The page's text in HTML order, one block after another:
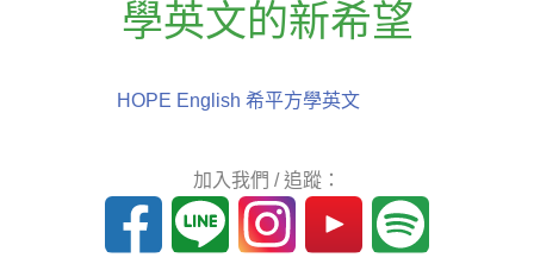
學英文的新希望
HOPE English 希平方學英文
加入我們 / 追蹤：